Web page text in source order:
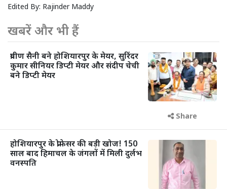
Edited By: Rajinder Maddy
खबरें और भी हैं
प्रवीण सैनी बने होशियारपुर के मेयर, सुरिंदर
कुमार सीनियर डिप्टी मेयर और संदीप चेची
बने डिप्टी मेयर
Share
होशियारपुर के प्रोफेसर की बड़ी खोज! 150
साल बाद हिमाचल के जंगलों में मिली दुर्लभ
वनस्पति